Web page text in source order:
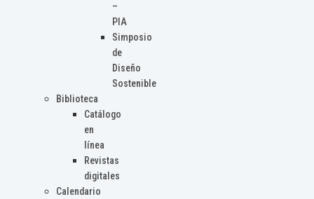
–
PIA
Simposio
de
Diseño
Sostenible
Biblioteca
Catálogo
en
línea
Revistas
digitales
Calendario